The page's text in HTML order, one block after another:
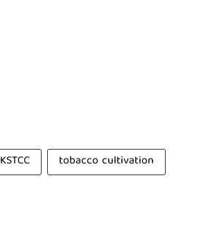
KSTCC
tobacco cultivation